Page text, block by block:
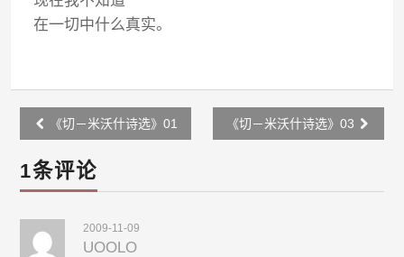
在一切中什么真实。
Post
navigation
《切－米沃什诗选》01 《切－米沃什诗选》03
1条评论
2009-11-09
UOOLO